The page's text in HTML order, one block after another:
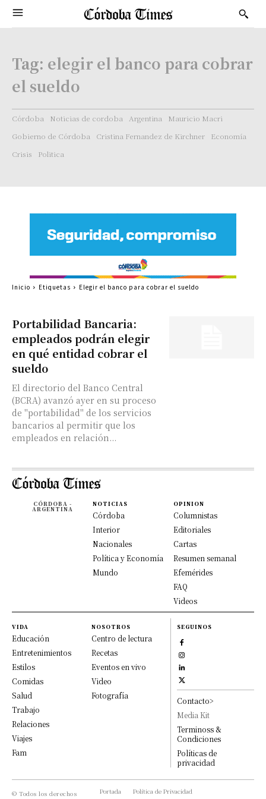
Tag: elegir el banco para cobrar
el sueldo
Córdoba Noticias de cordoba Argentina
Mauricio Macri
Gobierno de Córdoba
Cristina Fernandez de Kirchner
Economía
Crisis
Politica
Portabilidad Bancaria:
empleados podrán elegir
en qué entidad cobrar el
sueldo
El directorio del Banco Central
(BCRA) avanzó ayer en su proceso
de "portabilidad" de los servicios
bancarios al permitir que los
empleados en relación...
Inicio Etiquetas Elegir el banco para cobrar el sueldo
CÓRDOBA -
ARGENTINA
NOTICIAS
Córdoba
Interior
Nacionales
Política y Economía
Mundo
OPINION
Columnistas
Editoriales
Cartas
Resumen semanal
Efemérides
FAQ
Videos
VIDA
Educación
Entretenimientos
Estilos
Comidas
Salud
Trabajo
Relaciones
Viajes
Fam
NOSOTROS
Centro de lectura
Recetas
Eventos en vivo
Video
Fotografía
SEGUINOS
Contacto>
Media Kit
Terminoss &
Condiciones
Políticas de
privacidad
© Todos los derechos
Portada
Política de Privacidad